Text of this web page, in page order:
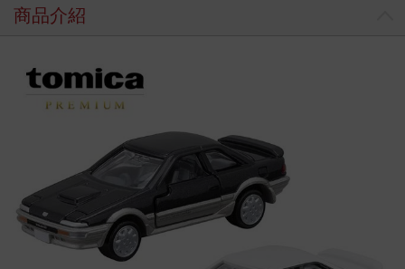
商品介紹